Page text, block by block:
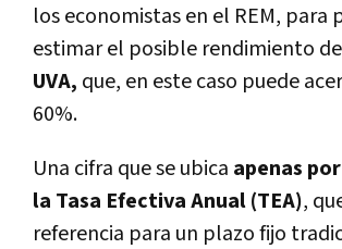
los economistas en el REM, para
estimar el posible rendimiento
UVA, que, en este caso puede
60%.
Una cifra que se ubica apenas
la Tasa Efectiva Anual (TEA),
referencia para un plazo fijo